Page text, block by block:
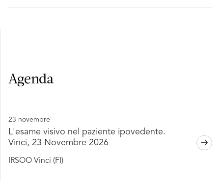
Agenda
23 novembre
L'esame visivo nel paziente ipovedente.
Vinci, 23 Novembre 2026
IRSOO Vinci (FI)